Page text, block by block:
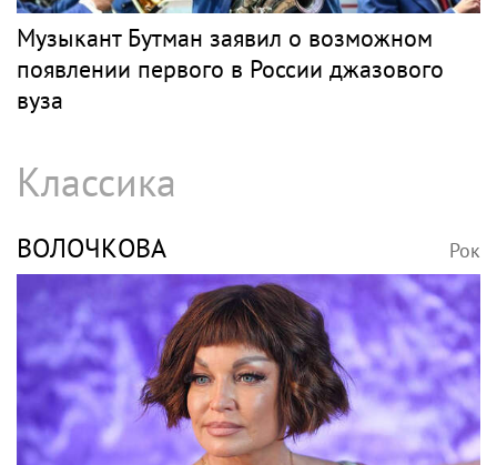
Музыкант Бутман заявил о возможном
появлении первого в России джазового
вуза
Классика
ВОЛОЧКОВА Рок